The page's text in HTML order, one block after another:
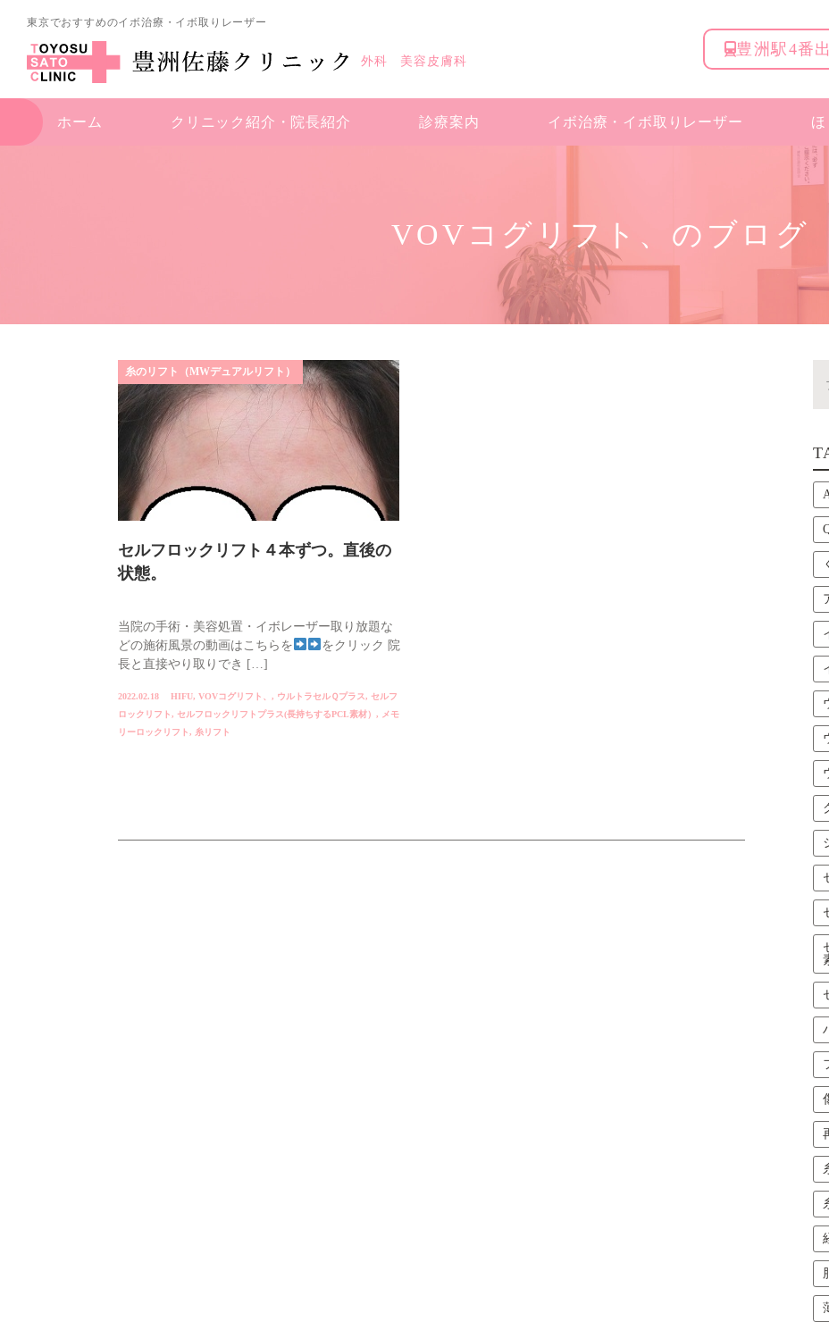
東京でおすすめのイボ治療・イボ取りレーザー
外科 美容皮膚科
豊洲駅4番
ホーム クリニック紹介・ 院長紹介 診療案内 イボ治療・ イボ取りレーザー
VOVコグリフト、のブログ
糸のリフト（MWデュアルリフト）
セルフロックリフト４本ずつ。直後の
状態。
当院の手術・美容処置・イボレーザー取り放題な
どの施術風景の動画はこちらを
をクリック 院
長と直接やり取りでき […]
2022.02.18 HIFU, VOVコグリフト、 , ウルトラセルＱプラス, セルフ
ロックリフト, セルフロックリフトプラス(長持ちするPCL素材） ,
メモ
リーロックリフト, 糸リフト